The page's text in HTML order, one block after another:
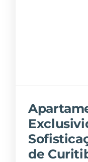
de